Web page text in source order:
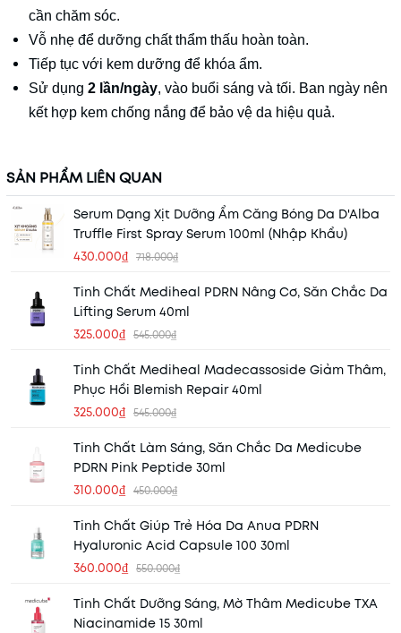
cần chăm sóc.
Vỗ nhẹ để dưỡng chất thẩm thấu hoàn toàn.
Tiếp tục với kem dưỡng để khóa ẩm.
Sử dụng 2 lần/ngày, vào buổi sáng và tối. Ban ngày nên
kết hợp kem chống nắng để bảo vệ da hiệu quả.
SẢN PHẨM LIÊN QUAN
Serum Dạng Xịt Dưỡng Ẩm Căng Bóng Da D'Alba
Truffle First Spray Serum 100ml (Nhập Khẩu)
430.000₫ 718.000₫
Tinh Chất Mediheal PDRN Nâng Cơ, Săn Chắc Da
Lifting Serum 40ml
325.000₫ 545.000₫
Tinh Chất Mediheal Madecassoside Giảm Thâm,
Phục Hồi Blemish Repair 40ml
325.000₫ 545.000₫
Tinh Chất Làm Sáng, Săn Chắc Da Medicube
PDRN Pink Peptide 30ml
310.000₫ 450.000₫
Tinh Chất Giúp Trẻ Hóa Da Anua PDRN
Hyaluronic Acid Capsule 100 30ml
360.000₫ 550.000₫
Tinh Chất Dưỡng Sáng, Mờ Thâm Medicube TXA
Niacinamide 15 30ml